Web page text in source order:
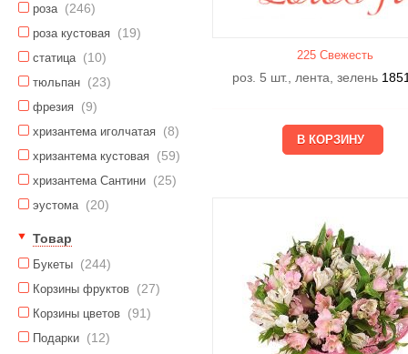
роза (246)
роза кустовая (19)
статица (10)
тюльпан (23)
фрезия (9)
хризантема иголчатая (8)
хризантема кустовая (59)
хризантема Сантини (25)
эустома (20)
Товар
Букеты (244)
Корзины фруктов (27)
Корзины цветов (91)
Подарки (12)
225 Свежесть
роз. 5 шт., лента, зелень